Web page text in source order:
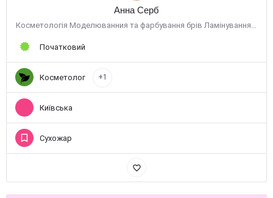
Анна Серб
Косметологія Моделюванния та фарбування брів Ламінування вій
Початковий
Косметолог +1
Київська
Сухожар
favorite_border